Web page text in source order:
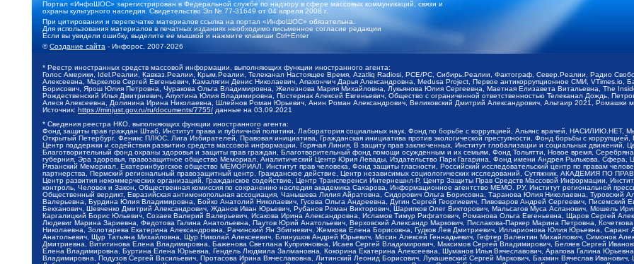
Портал «ИнфоШОС» зарегистрирован в Федеральной службе по надзору в сфере массовых коммуникаций, связи и
охраны культурного наследия. Свидетельство Эл № 77-31649 от 04 апреля 2008 г.
При цитировании и перепечатке материалов ссылка на портал «ИнфоШОС» обязательна.
Для использования материалов в печатных изданиях необходимо письменное согласие редакции
Если вы увидели ошибку, выделите ее мышкой и нажмите клавиши Ctrl+Enter
©Создание сайта - Инфорос, 2007-2026
* Реестр иностранных средств массовой информации, выполняющих функции иностранного агента:
Голос Америки, Idel.Реалии, Кавказ.Реалии, Крым.Реалии, Телеканал Настоящее Время, Azatliq Radiosi, PCE/PC, Сибирь.Реалии, Фактограф, Север.Реалии, Радио
Алексеевна, Маркелов Сергей Евгеньевич, Камалягин Денис Николаевич, Апахончич Дарья Александровна, Medusa Project, Первое антикоррупционное СМИ,
Борисович, Ярош Юлия Петровна, Чуракова Ольга Владимировна, Железнова Мария Михайловна, Лукьянова Юлия Сергеевна, Маетная Елизавета Витальевна, The
Рождественский Илья Дмитриевич, Апухтина Юлия Владимировна, Постернак Алексей Евгеньевич, Общество с ограниченной ответственностью Телеканал Дождь,
Алеся Алексеевна, Долинина Ирина Николаевна, Шлейнов Роман Юрьевич, Анин Роман Александрович, Великовский Дмитрий Александрович, Альтаир 2021, Ромашки
Источник: https://minjust.gov.ru/ru/documents/7755/ данные на 03.09.2021
* Сведения реестра НКО, выполняющих функции иностранного агента:
Фонд защиты прав граждан Штаб, Институт права и публичной политики, Лаборатория социальных наук, Фонд по борьбе с коррупцией, Альянс врачей,
Открытый Петербург, Феникс ПЛЮС, Лига Избирателей, Правовая инициатива, Гражданская инициатива против экологической преступности, Фонд борьбы с
Центр поддержки и содействия развитию средств массовой информации, Горячая Линия, В защиту прав заключенных, Институт глобализации и социальных
Благотворительный фонд охраны здоровья и защиты прав граждан, Благотворительный фонд помощи осужденным и их семьям, Фонд Тольятти, Новое время,
губерния, Эра здоровья, правозащитное общество Мемориал, Аналитический Центр Юрия Левады, Издательство Парк Гагарина, Фонд имени Андрея Рылькова,
Рязанский Мемориал, Екатеринбургское общество МЕМОРИАЛ, Институт прав человека, Фонд защиты гласности, Российский исследовательский центр по правам
партнерства, Пермский региональный правозащитный центр, Гражданское действие, Центр независимых социологических исследований, Сутяжник, АКАДЕМИЯ ПО
Центр развития некоммерческих организаций, Гражданское содействие, Центр Трансперенси Интернешнл-Р, Центр Защиты Прав Средств Массовой Информации,
контроль, Человек и Закон, Общественная комиссия по сохранению наследия академика Сахарова, Информационное агентство МЕМО. РУ, Институт региональной
Общественный вердикт, Евразийская антимонопольная ассоциация, Чанышева Лилия Айратовна, Сидорович Ольга Борисовна, Таранова Юлия Николаевна, Туровский
Валерьевна, Бурдина Юлия Владимировна, Бойко Анатолий Николаевич, Гусева Ольга Андреевна, Дугин Сергей Георгиевич, Пивоваров Андрей Сергеевич, Писемский
Бекханович, Шевченко Дмитрий Александрович, Жданов Иван Юрьевич, Рубанов Роман Викторович, Шарипков Олег Викторович, Мальсагов Муса Асланович, Мошель
Каргалицкий Борис Юльевич, Созаев Валерий Валерьевич, Исакова Ирина Александровна, Исламов Тимур Рифгатович, Романова Ольга Евгеньевна, Щаров Сергей
Людевиг Марина Зариевна, Федотова Галина Анатольевна, Паутов Юрий Анатольевич, Верховский Александр Маркович, Пислакова-Паркер Марина Петровна,
Николаевна, Золотарева Екатерина Александровна, Рачинский Ян Збигневич, Жемкова Елена Борисовна, Гудков Лев Дмитриевич, Илларионова Юлия Юрьевна,
Анатольевич, Щур Татьяна Михайловна, Щур Николай Алексеевич, Блинушов Андрей Юрьевич, Мосин Алексей Геннадьевич, Гефтер Валентин Михайлович, Симонов
Дмитриевна, Вититинова Елена Владимировна, Баженова Светлана Куприяновна, Исаев Сергей Владимирович, Максимов Сергей Владимирович, Беляев Сергей
Елена Владимировна, Буртина Елена Юрьевна, Гендель Людмила Залмановна, Кокорина Екатерина Алексеевна, Шуманов Илья Вячеславович, Арапова Галина
Владимировна, Подузов Сергей Васильевич, Протасова Ирина Вячеславовна, Литинский Леонид Борисович, Лукашевский Сергей Маркович, Бахмин Вячеслав